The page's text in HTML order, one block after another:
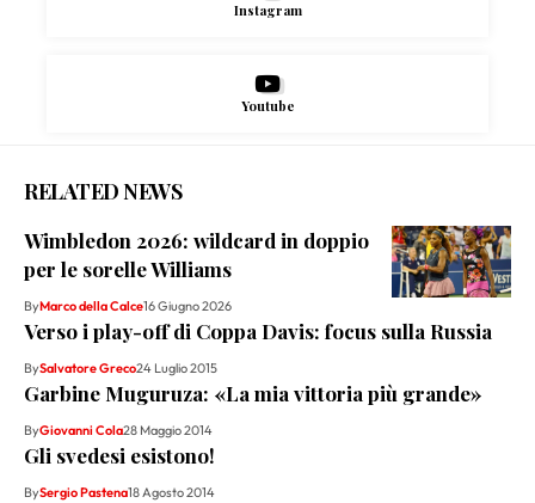
Instagram
Youtube
RELATED NEWS
Wimbledon 2026: wildcard in doppio
per le sorelle Williams
ByMarco della Calce16 Giugno 2026
Verso i play-off di Coppa Davis: focus sulla Russia
BySalvatore Greco24 Luglio 2015
Garbine Muguruza: «La mia vittoria più grande»
ByGiovanni Cola28 Maggio 2014
Gli svedesi esistono!
BySergio Pastena18 Agosto 2014